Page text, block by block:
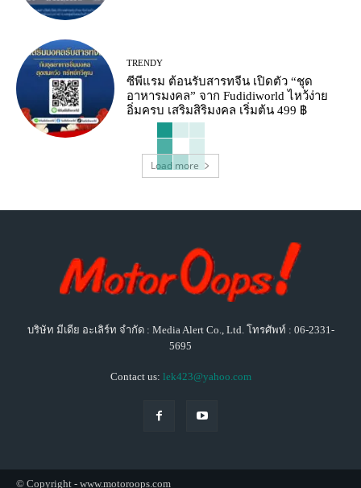
TRENDY
ซีพีแรม ต้อนรับสารทจีน เปิดตัว “ชุด
อาหารมงคล” จาก Fudidiworld ไหว้ง่าย
อิ่มครบ เสริมสิริมงคล เริ่มต้น 499 ฿
Load more
บริษัท มีเดีย อะเลิร์ท จำกัด : Media Alert Co., Ltd. โทรศัพท์ : 06-2331-
5695
Contact us: lek423@yahoo.com
© Copyright - www.motoroops.com